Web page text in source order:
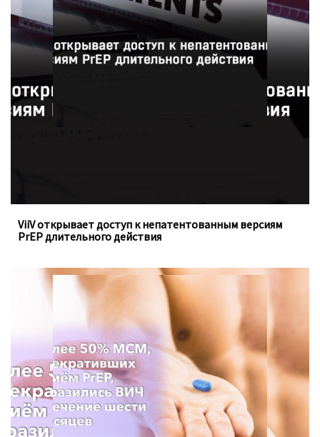
Фармацевтическая компания ViiV Healthcare
предоставит 90 странам доступ к недорогим
непатентованным версиям инъекционного препарата
для профилактики ВИЧ в рамках нового соглашения с
Патентным пулом.
ViiV открывает доступ к непатентованным версиям
PrEP длительного действия
Для анализа использовались данные опроса с 2013 по
2021 год, проведённого Департаментом
общественного здравоохранения в штате Вашингтон.